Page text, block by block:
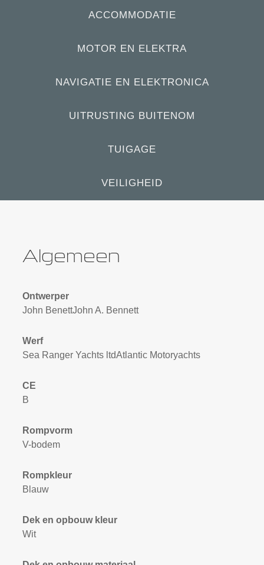
Algemeen
Ontwerper
John BenettJohn A. Bennett
Werf
Sea Ranger Yachts ltdAtlantic Motoryachts
CE
B
Rompvorm
V-bodem
Rompkleur
Blauw
Dek en opbouw kleur
Wit
ACCOMMODATIE
MOTOR EN ELEKTRA
NAVIGATIE EN ELEKTRONICA
UITRUSTING BUITENOM
TUIGAGE
VEILIGHEID